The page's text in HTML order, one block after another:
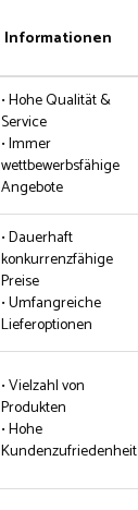
Informationen
• Hohe Qualität &
Service
• Immer
wettbewerbsfähige
Angebote
• Dauerhaft
konkurrenzfähige
Preise
• Umfangreiche
Lieferoptionen
• Vielzahl von
Produkten
• Hohe
Kundenzufriedenheit